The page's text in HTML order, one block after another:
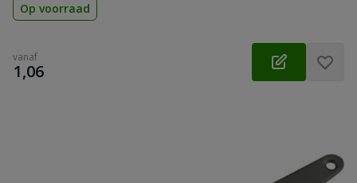
Op voorraad
vanaf
€
1,06